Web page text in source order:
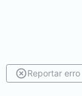
Reportar erro